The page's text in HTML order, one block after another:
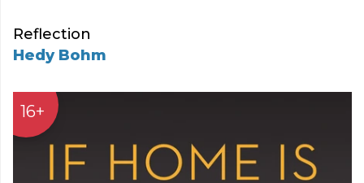
Reflection
Hedy Bohm
16+